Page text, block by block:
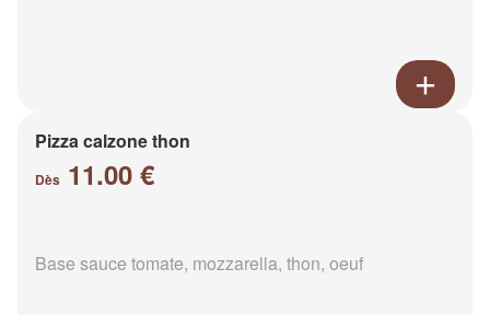
Pizza calzone thon
Dès 11.00 €
Base sauce tomate, mozzarella, thon, oeuf